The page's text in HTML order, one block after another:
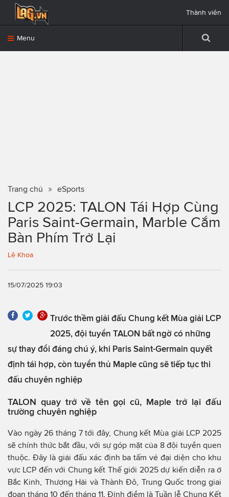
Menu
Thành viên
Trang chủ eSports
LCP 2025: TALON Tái Hợp Cùng
Paris Saint-Germain, Marble Cắm
Bàn Phím Trở Lại
Lê Khoa
15/07/2025 19:03
Trước thềm giải đấu Chung kết Mùa giải LCP
2025, đội tuyển TALON bất ngờ có những
sự thay đổi đáng chú ý, khi Paris Saint-Germain quyết
định tái hợp, còn tuyển thủ Maple cũng sẽ tiếp tục thi
đấu chuyên nghiệp
TALON quay trở về tên gọi cũ, Maple trở lại đấu
trường chuyên nghiệp
Vào ngày 26 tháng 7 tới đây, Chung kết Mùa giải LCP 2025
sẽ chính thức bắt đầu, với sự góp mặt của 8 đội tuyển quen
thuộc. Đây là giải đấu xác định ba tấm vé đại diện cho khu
vực LCP đến với Chung kết Thế giới 2025 dự kiến diễn ra ở
Bắc Kinh, Thượng Hải và Thành Đô, Trung Quốc trong giai
đoạn tháng 10 đến tháng 11. Đỉnh điểm là Tuần lễ Chung Kết